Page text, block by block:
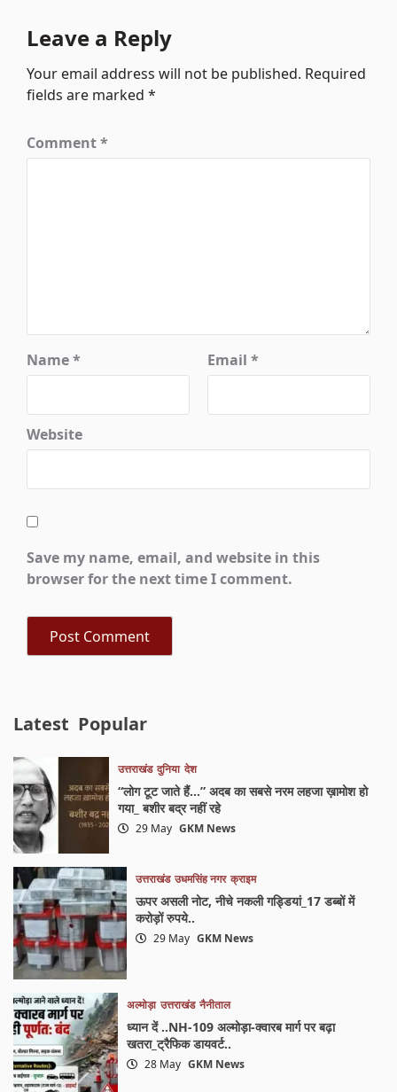
Leave a Reply
Your email address will not be published. Required
fields are marked*
Comment*
Name* Email *
Website
Save my name, email, and website in this
browser for the next time I comment.
Latest Popular
उत्तराखंड दुनिया देश
“लोग टूट जाते हैं…” अदब का सबसे नरम लहजा ख़ामोश हो
गया_ बशीर बद्र नहीं रहे
29 May GKM News
उत्तराखंड उधमसिंह नगर क्राइम
ऊपर असली नोट, नीचे नकली गड्डियां_17 डब्बों में
करोड़ों रुपये..
29 May GKM News
अल्मोड़ा उत्तराखंड नैनीताल
ध्यान दें ..NH-109 अल्मोड़ा-क्वारब मार्ग पर बढ़ा
खतरा_ट्रैफिक डायवर्ट..
28 May GKM News